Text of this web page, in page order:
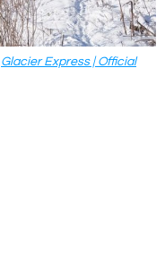
Glacier Express | Official